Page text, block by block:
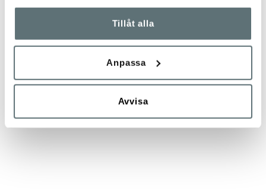
Tillåt alla
Anpassa
Avvisa